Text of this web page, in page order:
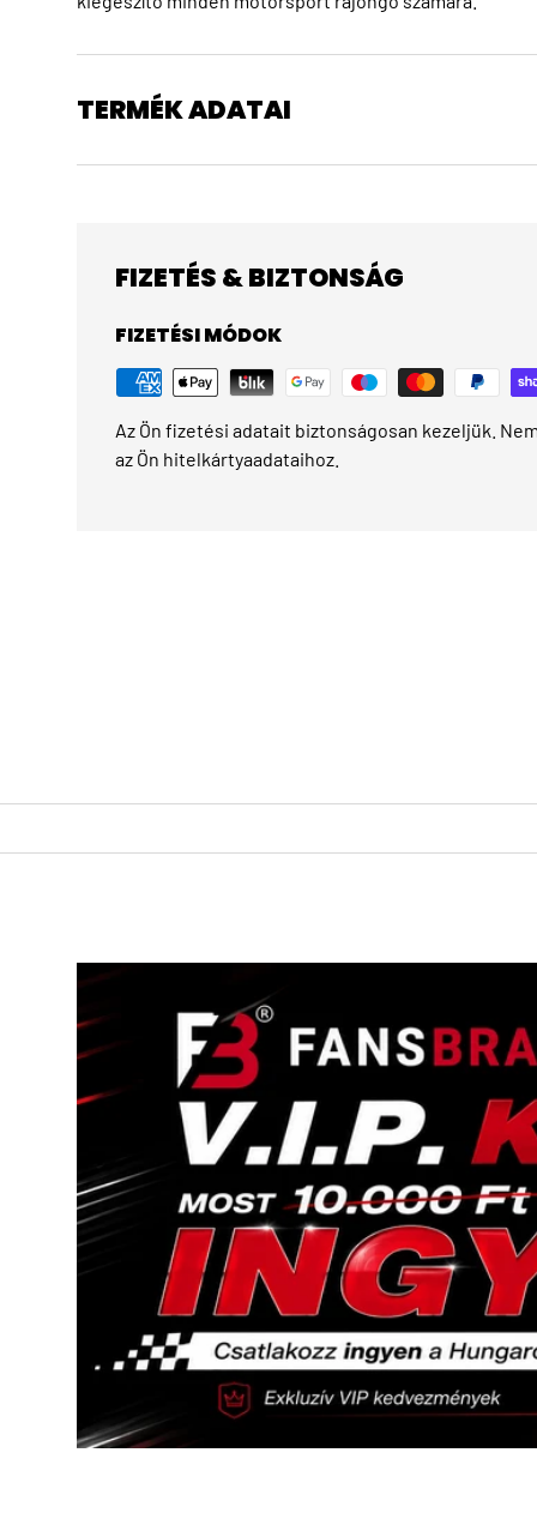
TERMÉK ADATAI
FIZETÉS & BIZTONSÁG
FIZETÉSI MÓDOK
Az Ön fizetési adatait biztonságosan kezeljük.
az Ön hitelkártyaadataihoz.